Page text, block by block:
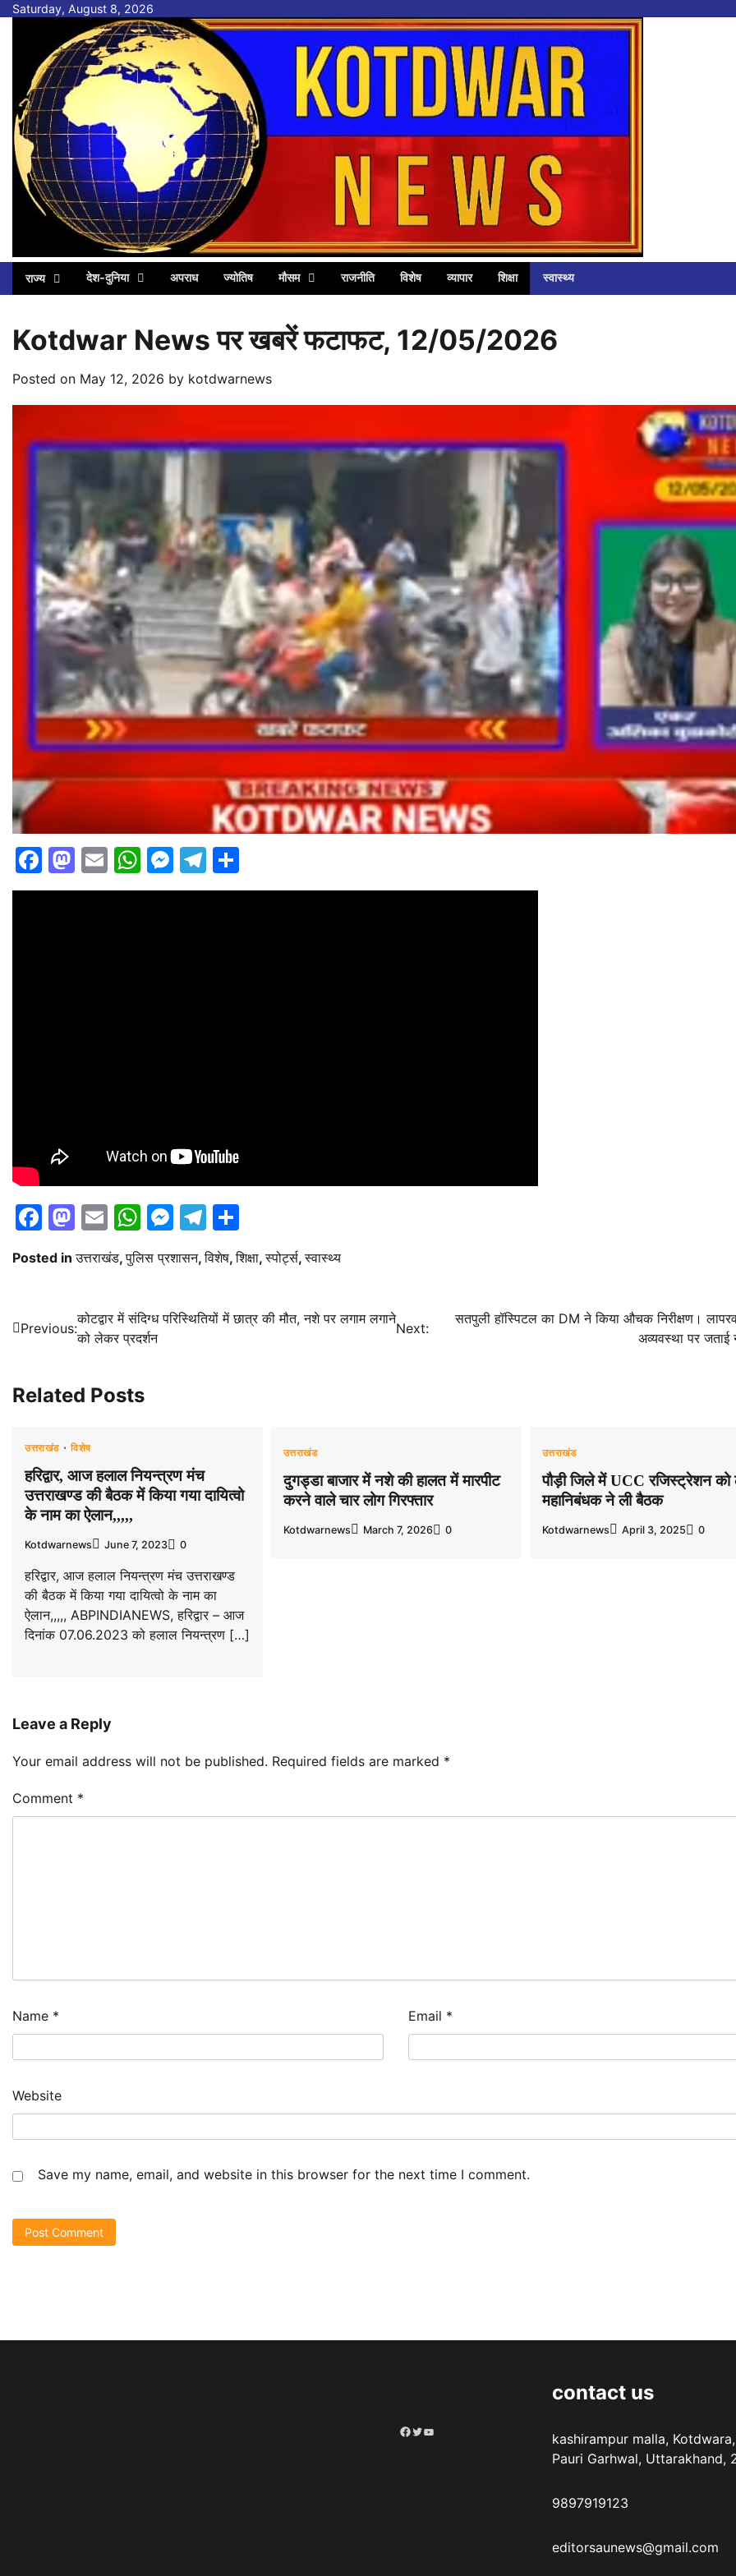
SkipSaturday, August 8, 2026
राज्य देश-दुनिया अपराध ज्योतिष मौसम राजनीति विशेष व्यापार शिक्षा स्वास्थ्य
Kotdwar News पर खबरें फटाफट, 12/05/2026
Posted on May 12, 2026 by kotdwarnews
Facebook
Mastodon
EmailWhatsApp
Messenger
Telegram
Facebook
Mastodon
EmailWhatsApp
Messenger
Telegram
Posted inउत्तराखंड,पुलिस प्रशासन,विशेष,शिक्षा,स्पोर्ट्स,स्वास्थ्य
Post
Previous:
कोटद्वार में संदिग्ध परिस्थितियों में छात्र की मौत, नशे पर लगाम लगाने
को लेकर प्रदर्शन
Next:
सतपुली हॉस्पिटल का DM ने किया औचक निरीक्षण।
अव्यवस्था पर जताई
Related Posts
उत्तराखंड विशेष
हरिद्वार, आज हलाल नियन्त्रण मंच
उत्तराखण्ड की बैठक में किया गया दायित्वो
के नाम का ऐलान,,,,,
Kotdwarnews June 7, 2023 0
हरिद्वार, आज हलाल नियन्त्रण मंच उत्तराखण्ड
की बैठक में किया गया दायित्वो के नाम का
ऐलान,,,,, ABPINDIANEWS, हरिद्वार – आज
दिनांक 07.06.2023 को हलाल नियन्त्रण […]
उत्तराखंड
दुगड्डा बाजार में नशे की हालत में मारपीट
करने वाले चार लोग गिरफ्तार
Kotdwarnews March 7, 2026 0
उत्तराखंड
पौड़ी जिले में UCC रजिस्ट्रेशन
महानिबंधक ने ली बैठक
Kotdwarnews April 3, 2025 0
Leave a Reply
Your email address will not be published. Required fields are marked *
Comment *
Name * Email *
Website
Save my name, email, and website in this browser for the next time I comment.
Facebook
Twitter
YouTube
contact us
kashirampur malla,
Pauri Garhwal, Uttarakhand,
9897919123
editorsaunews@gmail.com